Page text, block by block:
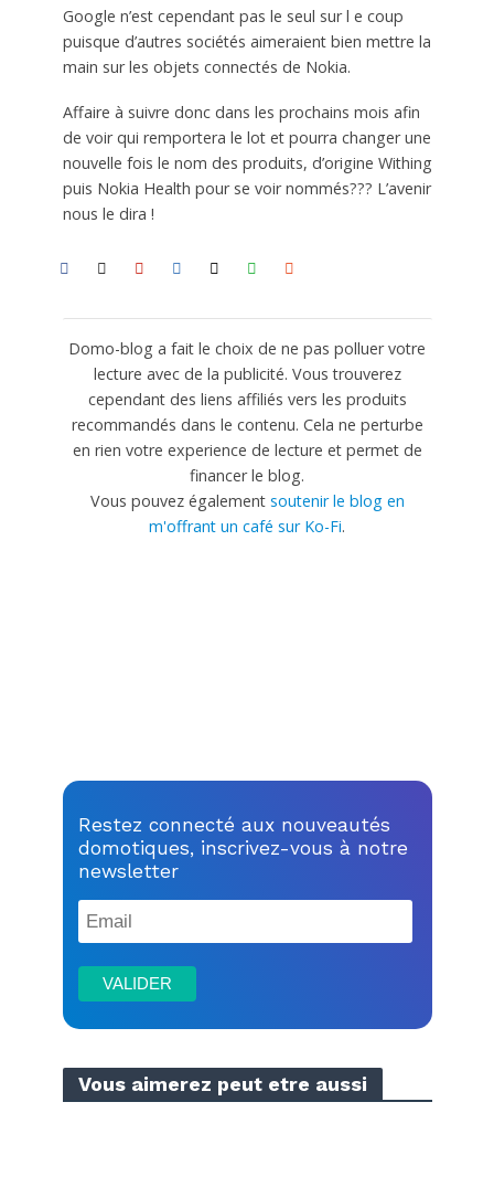
Google n’est cependant pas le seul sur l e coup
puisque d’autres sociétés aimeraient bien mettre la
main sur les objets connectés de Nokia.
Affaire à suivre donc dans les prochains mois afin
de voir qui remportera le lot et pourra changer une
nouvelle fois le nom des produits, d’origine Withing
puis Nokia Health pour se voir nommés??? L’avenir
nous le dira !
Domo-blog a fait le choix de ne pas polluer votre
lecture avec de la publicité. Vous trouverez
cependant des liens affiliés vers les produits
recommandés dans le contenu. Cela ne perturbe
en rien votre experience de lecture et permet de
financer le blog.
Vous pouvez également soutenir le blog en
m'offrant un café sur Ko-Fi.
Restez connecté aux nouveautés
domotiques, inscrivez-vous à notre
newsletter
Vous aimerez peut etre aussi